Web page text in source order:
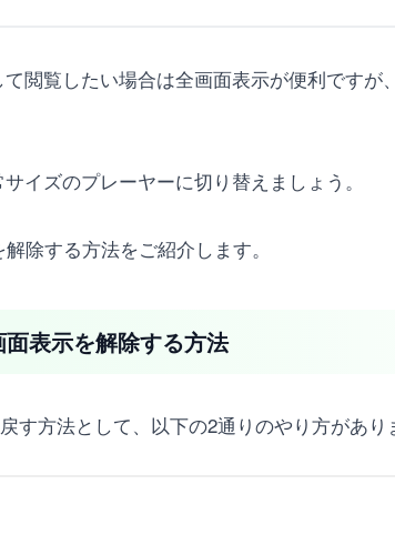
閲覧したい場合は全画面表示が便利です
イズのプレーヤーに切り替えましょう。
除する方法をご紹介します。
表示を解除する方法
す方法として、以下の2通りのやり方があり